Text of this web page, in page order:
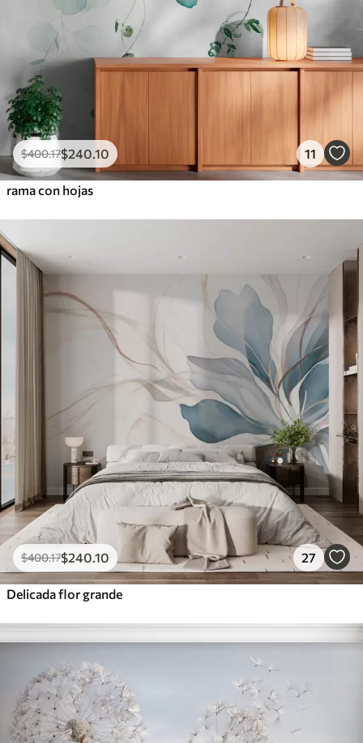
$400.17$240 .10 11
rama con hojas
$400.17$240 .10 27
Delicada flor grande